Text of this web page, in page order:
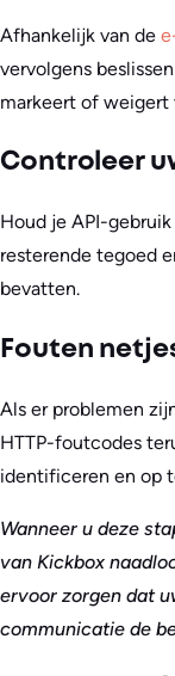
Afhankelijk van de
vervolgens
markeert of weigert
Controleer
Houd je API-
resterende tegoed
bevatten.
Fouten
Als er problemen
HTTP-foutcodes
identificeren en op
Wanneer u deze
van Kickbox
ervoor zorgen dat
communicatie de